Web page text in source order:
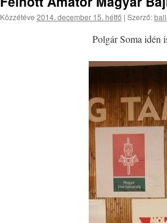
Közzétéve 2014. december 15. hétfő | Szerző:
Polgár Soma idén